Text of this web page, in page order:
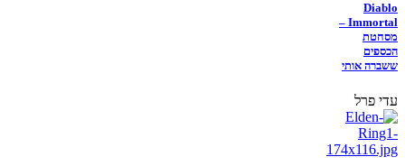
Diablo
Immortal –
מסחטת
הכספים
ששברה אותי
עדי פרל